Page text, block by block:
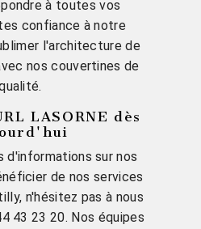
à toutes vos
confiance à notre
l'architecture de
nos couvertines de
LASORNE dès
d'informations sur nos
de nos services
n'hésitez pas à nous
43 23 20. Nos équipes